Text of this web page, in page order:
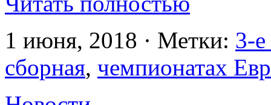
1 июня, 2018 · Метки: 3-
сборная, чемпионатах